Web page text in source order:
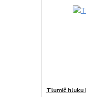
Tlumič hluku